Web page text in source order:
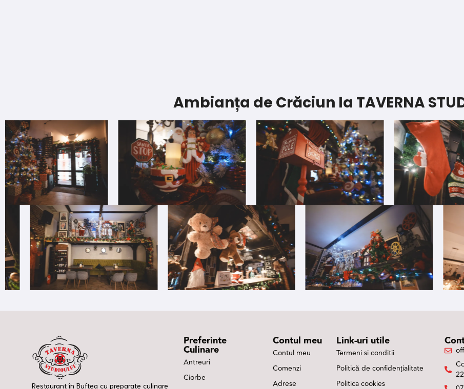
Ambianța de Crăciun la TAVERNA
Restaurant în Buftea cu preparate culinare
Preferinte
Culinare
Antreuri
Ciorbe
Contul meu
Contul meu
Comenzi
Adrese
Link-uri utile
Termeni si conditii
Politică de confidențialitate
Politica cookies
22